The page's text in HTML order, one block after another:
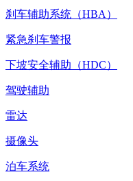
刹车辅助系统（HBA）
紧急刹车警报
下坡安全辅助（HDC）
驾驶辅助
雷达
摄像头
泊车系统